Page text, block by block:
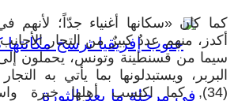
كما كان «سكانها أغنياء جدّاً؛
أكدز، منهم عددٌ كبيرٌ من التجار الأجانب
سيما من قسنطينة وتونس، يحملون إلى
البربر، ويستبدلونها بما يأتي به
(34), كما اكتسب أهلها خبرة